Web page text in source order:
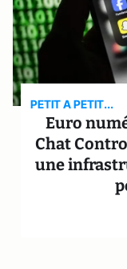
PETIT A PETIT...
Euro
Chat
une